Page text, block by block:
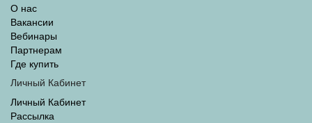
О нас
Вакансии
Вебинары
Партнерам
Где купить
Личный Кабинет
Личный Кабинет
Рассылка